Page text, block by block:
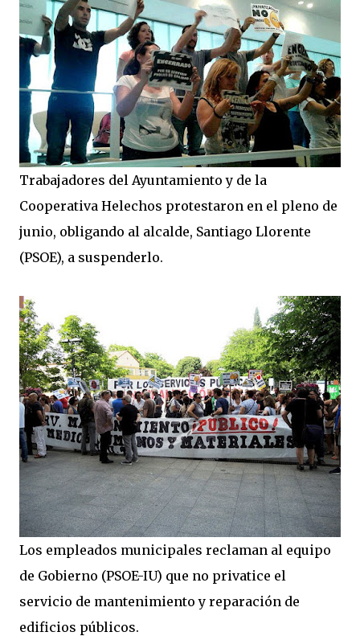
Trabajadores del Ayuntamiento y de la
Cooperativa Helechos protestaron en el pleno de
junio, obligando al alcalde, Santiago Llorente
(PSOE), a suspenderlo.
Los empleados municipales reclaman al equipo
de Gobierno (PSOE-IU) que no privatice el
servicio de mantenimiento y reparación de
edificios públicos.